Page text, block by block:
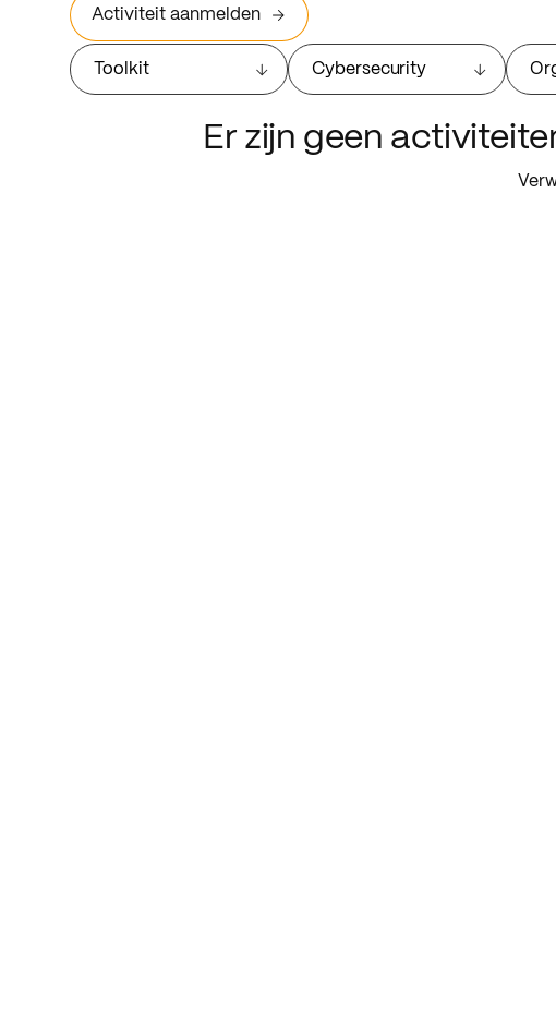
Activiteit aanmelden
Toolkit Cybersecurity
Er zijn geen